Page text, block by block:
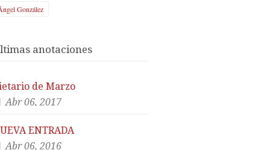
González
anotaciones
de Marzo
Abr 06, 2017
ENTRADA
Abr 06, 2016